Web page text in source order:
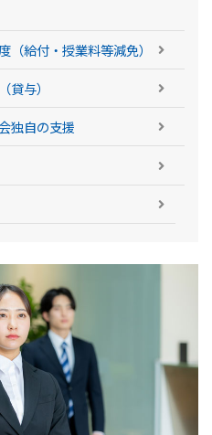
（給付・授業料等減免）
貸与）
独自の支援